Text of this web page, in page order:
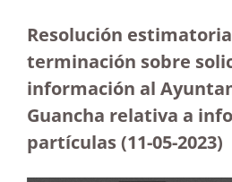
Resolución
terminación sobre
información al
Guancha relativa a
partículas (11-05-2023)